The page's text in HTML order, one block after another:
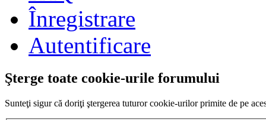
Înregistrare
Autentificare
Şterge toate cookie-urile forumului
Sunteţi sigur că doriţi ştergerea tuturor cookie-urilor primite de pe